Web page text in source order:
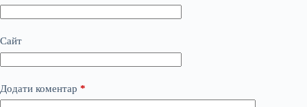
Сайт
Додати коментар *